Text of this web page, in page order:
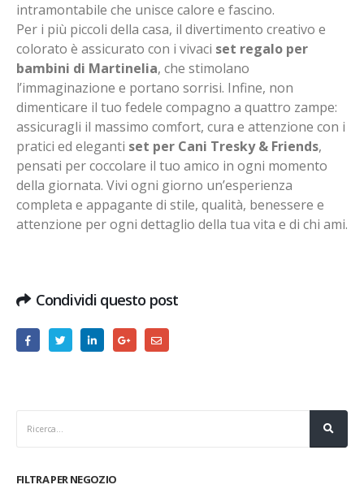
intramontabile che unisce calore e fascino.
Per i più piccoli della casa, il divertimento creativo e
colorato è assicurato con i vivaci set regalo per
bambini di Martinelia, che stimolano
l’immaginazione e portano sorrisi. Infine, non
dimenticare il tuo fedele compagno a quattro zampe:
assicuragli il massimo comfort, cura e attenzione con i
pratici ed eleganti set per Cani Tresky & Friends,
pensati per coccolare il tuo amico in ogni momento
della giornata. Vivi ogni giorno un’esperienza
completa e appagante di stile, qualità, benessere e
attenzione per ogni dettaglio della tua vita e di chi ami.
Condividi questo post
FILTRA PER NEGOZIO